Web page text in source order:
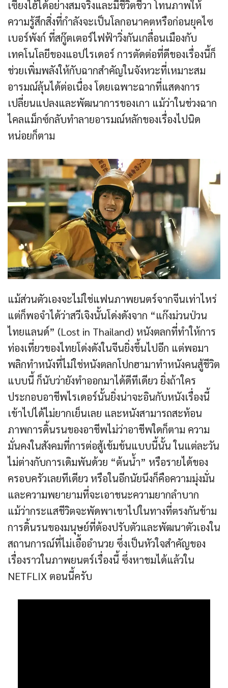
เซี่ยงไฮ้ได้อย่างสมจริงและมีชีวิตชีวา โทนภาพให้
ความรู้สึกสิ่งที่กำลังจะเป็นโลกอนาคตหรือก่อนยุคไซ
เบอร์พังก์ ที่สกู๊ตเตอร์ไฟฟ้าวิ่งกันเกลื่อนเมืองกับ
เทคโนโลยีของแอปไรเดอร์ การตัดต่อที่ดีของเรื่องนี้ก็
ช่วยเพิ่มพลังให้กับฉากสำคัญในจังหวะที่เหมาะสม
อารมณ์ลุ้นได้ต่อเนื่อง โดยเฉพาะฉากที่แสดงการ
เปลี่ยนแปลงและพัฒนาการของเกา แม้ว่าในช่วงฉาก
ไคลแม็กซ์กลับทำลายอารมณ์หลักของเรื่องไปนิด
หน่อยก็ตาม
แม้ส่วนตัวเองจะไม่ใช่แฟนภาพยนตร์จากจีนเท่าไหร่
แต่ก็พอจำได้ว่าสวีเจิงนั้นโด่งดังจาก “แก๊งม่วนป่วน
ไทยแลนด์”​ (Lost in Thailand) หนังตลกที่ทำให้การ
ท่องเที่ยวของไทยโด่งดังในจีนยิ่งขึ้นไปอีก แต่พอมา
พลิกทำหนังที่ไม่ใช่หนังตลกโปกฮามาทำหนังคนสู้ชีวิต
แบบนี้ ก็นับว่ายังทำออกมาได้ดีทีเดียว ยิ่งถ้าใคร
ประกอบอาชีพไรเดอร์นั้นยิ่งน่าจะอินกับหนังเรื่องนี้
เข้าไปได้ไม่ยากเย็นเลย และหนังสามารถสะท้อน
ภาพการดิ้นรนของอาชีพไม่ว่าอาชีพใดก็ตาม ความ
มั่นคงในสังคมที่การต่อสู้เข้มข้นแบบนี้นั้น ในแต่ละวัน
ไม่ต่างกับการเดิมพันด้วย “ต้นน้ำ” หรือรายได้ของ
ครอบครัวเลยทีเดียว หรือในอีกนัยนึงก็คือความมุ่งมั่น
และความพยายามที่จะเอาชนะความยากลำบาก
แม้ว่ากระแสชีวิตจะพัดพาเขาไปในทางที่ตรงกันข้าม
การดิ้นรนของมนุษย์ที่ต้องปรับตัวและพัฒนาตัวเองใน
สถานการณ์ที่ไม่เอื้ออำนวย ซึ่งเป็นหัวใจสำคัญของ
เรื่องราวในภาพยนตร์เรื่องนี้ ซึ่งหาชมได้แล้วใน
NETFLIX ตอนนี้ครับ